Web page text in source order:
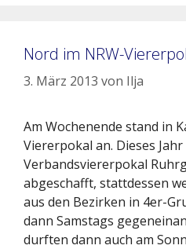
Nord im NRW-
3. März 2013 von Ilja
Am Wochenende stand in
Viererpokal an. Dieses
Verbandsviererpokal
abgeschafft, stattdessen
aus den Bezirken in 4er-
dann Samstags
durften dann auch am